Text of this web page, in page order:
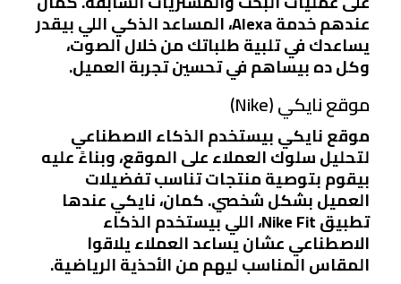
عندهم خدمة Alexa، المساعد الذكي اللي بيقدر
يساعدك في تلبية طلباتك من خلال الصوت،
وكل ده بيساهم في تحسين تجربة العميل.
موقع نايكي (Nike)
موقع نايكي بيستخدم الذكاء الاصطناعي
لتحليل سلوك العملاء على الموقع، وبناءً عليه
بيقوم بتوصية منتجات تناسب تفضيلات
العميل بشكل شخصي. كمان، نايكي عندها
تطبيق Nike Fit، اللي بيستخدم الذكاء
الاصطناعي عشان يساعد العملاء يلاقوا
المقاس المناسب ليهم من الأحذية الرياضية.